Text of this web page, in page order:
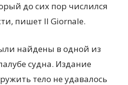
до сих пор числился
пишет Il Giornale.
найдены в одной из
судна. Издание
тело не удавалось